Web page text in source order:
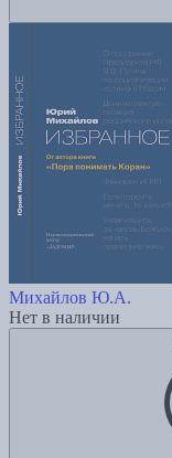
Михайлов Ю.А.
Нет в наличии